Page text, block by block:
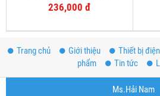
236,000 đ
Trang chủ Giới thiệu Thiết bị
phẩm
Tin tức
Ms.Hải Nam